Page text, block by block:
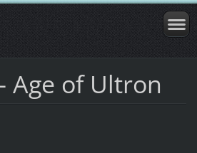
Age of Ultron